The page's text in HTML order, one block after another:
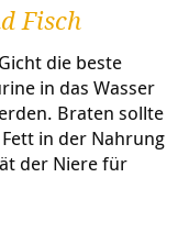
Fisch
die beste
in das Wasser
Braten sollte
in der Nahrung
der Niere für